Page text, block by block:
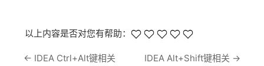
以上内容是否对您有帮助：
← IDEA Ctrl+Alt键相关 IDEA Alt+Shift键相关 →